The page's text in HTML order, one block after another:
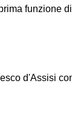
funzione
d'Assisi